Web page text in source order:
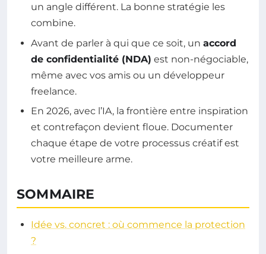
un angle différent. La bonne stratégie les
combine.
Avant de parler à qui que ce soit, un accord
de confidentialité (NDA) est non-négociable,
même avec vos amis ou un développeur
freelance.
En 2026, avec l’IA, la frontière entre inspiration
et contrefaçon devient floue. Documenter
chaque étape de votre processus créatif est
votre meilleure arme.
SOMMAIRE
Idée vs. concret : où commence la protection
?